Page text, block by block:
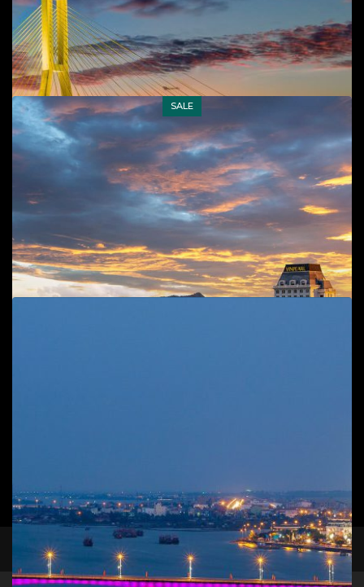
Add to cart
Cầu Nhật Lệ 2
T.P Đồng Hới
SALE
Add to cart
Sông Nhật Lệ
Phong cảnh,T.P Đồng Hới
facebook instagram